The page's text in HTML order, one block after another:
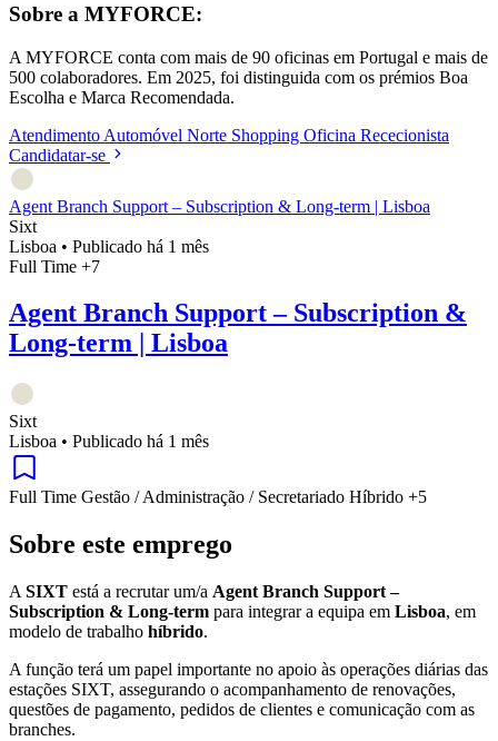
Sobre a MYFORCE:
A MYFORCE conta com mais de 90 oficinas em Portugal e mais de
500 colaboradores. Em 2025, foi distinguida com os prémios Boa
Escolha e Marca Recomendada.
Atendimento Automóvel Norte Shopping Oficina Rececionista
Candidatar-se
Agent Branch Support – Subscription & Long-term | Lisboa
Sixt
Lisboa • Publicado há 1 mês
Full Time +7
Agent Branch Support – Subscription &
Long-term | Lisboa
Sixt
Lisboa • Publicado há 1 mês
Full Time Gestão / Administração / Secretariado Híbrido +5
Sobre este emprego
A SIXT está a recrutar um/a Agent Branch Support –
Subscription & Long-term para integrar a equipa em Lisboa, em
modelo de trabalho híbrido.
A função terá um papel importante no apoio às operações diárias das
estações SIXT, assegurando o acompanhamento de renovações,
questões de pagamento, pedidos de clientes e comunicação com as
branches.